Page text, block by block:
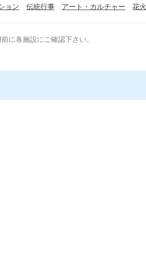
ョン 伝統行事 アート・カルチャー 花火
に各施設にご確認下さい。